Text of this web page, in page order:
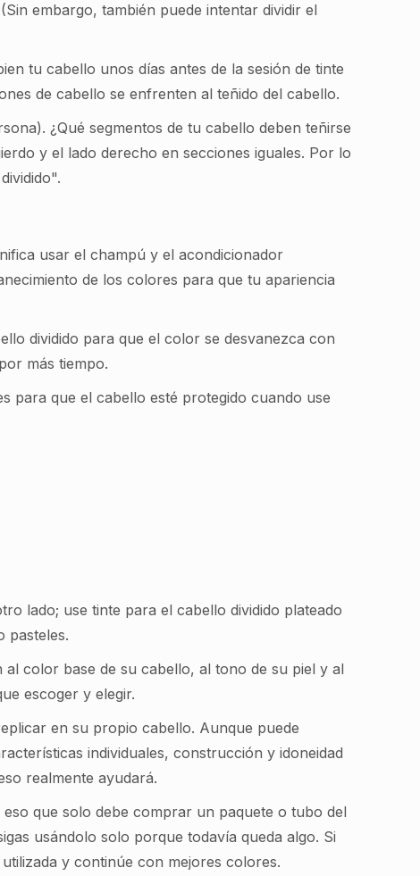
embargo, también puede intentar dividir el
tu cabello unos días antes de la sesión de tinte
de cabello se enfrenten al teñido del cabello.
¿Qué segmentos de tu cabello deben teñirse
y el lado derecho en secciones iguales. Por lo
usar el champú y el acondicionador
de los colores para que tu apariencia
dividido para que el color se desvanezca con
más tiempo.
para que el cabello esté protegido cuando use
lado; use tinte para el cabello dividido plateado
pasteles.
color base de su cabello, al tono de su piel y al
escoger y elegir.
en su propio cabello. Aunque puede
individuales, construcción y idoneidad
realmente ayudará.
que solo debe comprar un paquete o tubo del
usándolo solo porque todavía queda algo. Si
y continúe con mejores colores.